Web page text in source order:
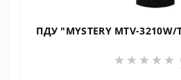
ПДУ "MYSTERY MTV-3210W/